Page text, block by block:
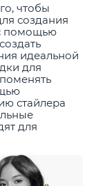
чтобы
создания
помощью
идеальной
для
стайлера
для